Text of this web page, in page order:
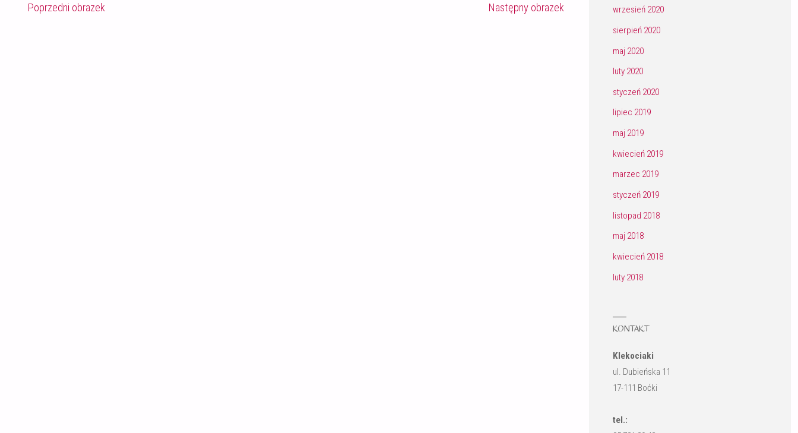
Poprzedni obrazek Następny obrazek
wrzesień 2020
sierpień 2020
maj 2020
luty 2020
styczeń 2020
lipiec 2019
maj 2019
kwiecień 2019
marzec 2019
styczeń 2019
listopad 2018
maj 2018
kwiecień 2018
luty 2018
KONTAKT
Klekociaki
ul. Dubieńska 11
17-111 Boćki
tel.: